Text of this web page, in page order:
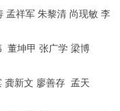
孟祥军 朱黎清 尚现敏 李
董坤甲 张广学 梁博
龚新文 廖善存 孟天